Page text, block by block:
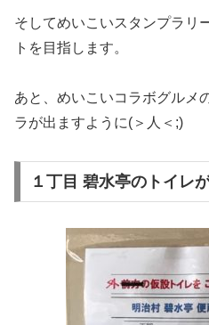
そしてめいこいスタンプラリ
トを目指します。
あと、めいこいコラボグルメ
ラが出ますように(＞人＜;)
１丁目 碧水亭のトイレ